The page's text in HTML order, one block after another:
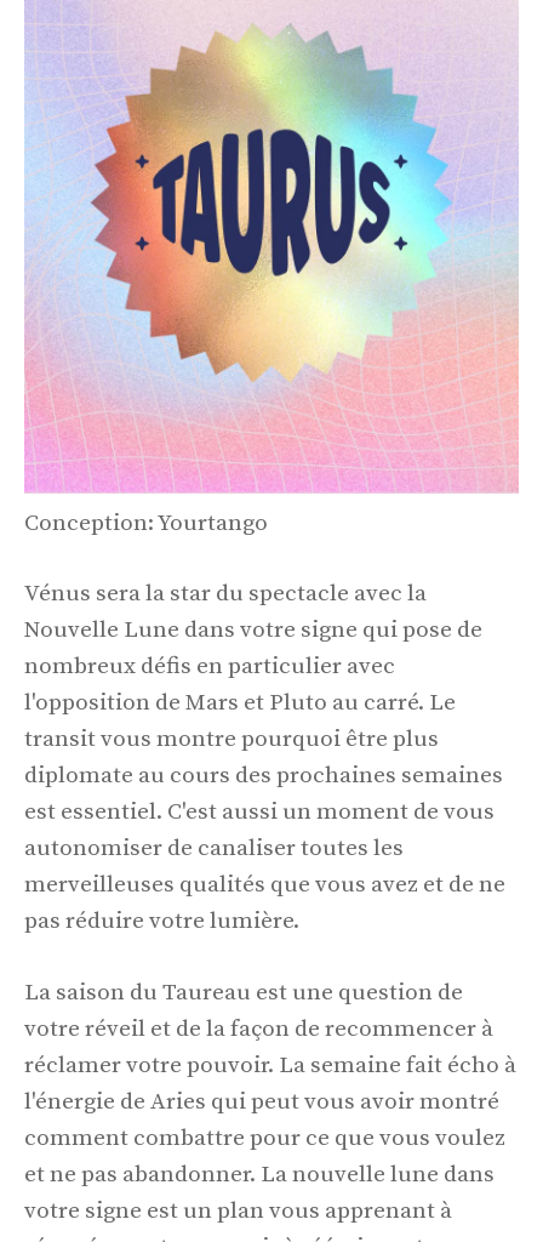
Conception: Yourtango
Vénus sera la star du spectacle avec la
Nouvelle Lune dans votre signe qui pose de
nombreux défis en particulier avec
l'opposition de Mars et Pluto au carré. Le
transit vous montre pourquoi être plus
diplomate au cours des prochaines semaines
est essentiel. C'est aussi un moment de vous
autonomiser de canaliser toutes les
merveilleuses qualités que vous avez et de ne
pas réduire votre lumière.
La saison du Taureau est une question de
votre réveil et de la façon de recommencer à
réclamer votre pouvoir. La semaine fait écho à
l'énergie de Aries qui peut vous avoir montré
comment combattre pour ce que vous voulez
et ne pas abandonner. La nouvelle lune dans
votre signe est un plan vous apprenant à